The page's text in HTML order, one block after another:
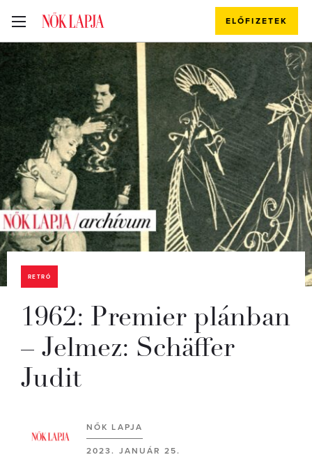
ELŐFIZETEK
RETRÓ
1962: Premier plánban
– Jelmez: Schäffer
Judit
NŐK LAPJA
2023. JANUÁR 25.